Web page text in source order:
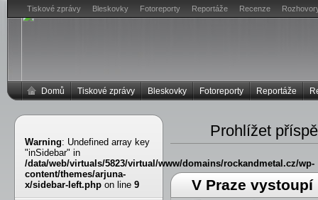
Tiskové zprávy Bleskovky Fotoreporty Reportáže Recenze
Domů Tiskové zprávy Bleskovky Fotoreporty Reportáže
Warning: Undefined array key
"inSidebar" in
/data/web/virtuals/5823/virtual/www/domains/rockandmetal.cz/wp-
content/themes/arjuna-
x/sidebar-left.php on line 9
Prohlížet
V Praze vystoupí